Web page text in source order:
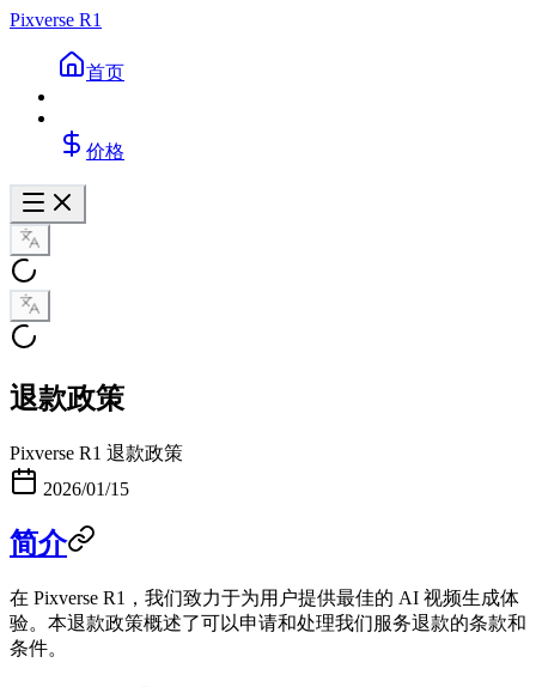
Pixverse R1
首页
价格
退款政策
Pixverse R1 退款政策
2026/01/15
简介
在 Pixverse R1 ，我们致力于为用户提供最佳的 AI 视频生成体
验。本退款政策概述了可以申请和处理我们服务退款的条款和
条件。